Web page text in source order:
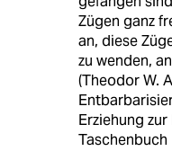
Zügen ganz
an, diese
zu wenden,
(Theodor W.
Erziehung
Taschenbuch